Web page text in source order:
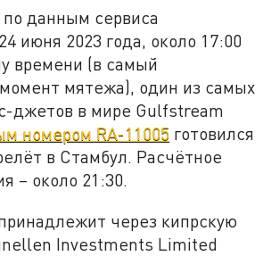
данным сервиса
июня 2023 года, около 17:00
времени (в самый
мятежа), один из самых
джетов в мире Gulfstream
номером RA-11005 готовился
в Стамбул. Расчётное
– около 21:30.
через кипрскую
Investments Limited